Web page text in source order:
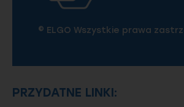
© ELGO Wszystkie prawa
PRZYDATNE LINKI: